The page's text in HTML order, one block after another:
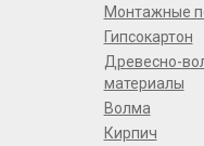
Монтажные
Гипсокартон
Древесно-
материалы
Волма
Кирпич